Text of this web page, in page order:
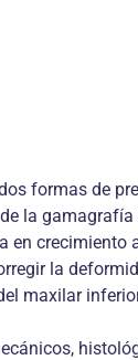
formas de
la
la
maxilar